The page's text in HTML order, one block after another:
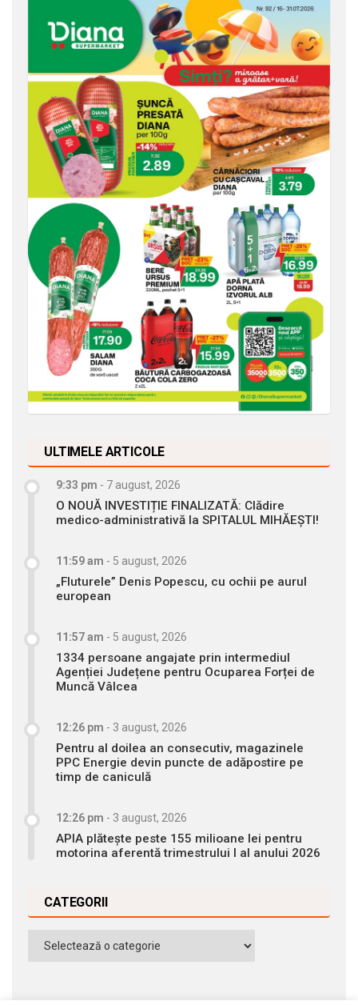
ULTIMELE ARTICOLE
9:33 pm - 7 august, 2026
O NOUĂ INVESTIȚIE FINALIZATĂ: Clădire
medico-administrativă la SPITALUL MIHĂEȘTI!
11:59 am - 5 august, 2026
„Fluturele” Denis Popescu, cu ochii pe aurul
european
11:57 am - 5 august, 2026
1334 persoane angajate prin intermediul
Agenției Județene pentru Ocuparea Forței de
Muncă Vâlcea
12:26 pm - 3 august, 2026
Pentru al doilea an consecutiv, magazinele
PPC Energie devin puncte de adăpostire pe
timp de caniculă
12:26 pm - 3 august, 2026
APIA plătește peste 155 milioane lei pentru
motorina aferentă trimestrului I al anului 2026
CATEGORII
Categorii